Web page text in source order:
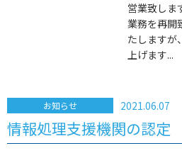
営業致しま
業務を再開
たしますが
上げます...
情報処理支援機関の認定
お知らせ 2021.06.07